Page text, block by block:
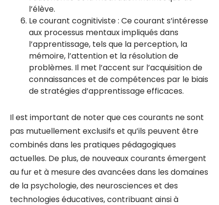
l’élève.
Le courant cognitiviste : Ce courant s’intéresse
aux processus mentaux impliqués dans
l’apprentissage, tels que la perception, la
mémoire, l’attention et la résolution de
problèmes. Il met l’accent sur l’acquisition de
connaissances et de compétences par le biais
de stratégies d’apprentissage efficaces.
Il est important de noter que ces courants ne sont
pas mutuellement exclusifs et qu’ils peuvent être
combinés dans les pratiques pédagogiques
actuelles. De plus, de nouveaux courants émergent
au fur et à mesure des avancées dans les domaines
de la psychologie, des neurosciences et des
technologies éducatives, contribuant ainsi à